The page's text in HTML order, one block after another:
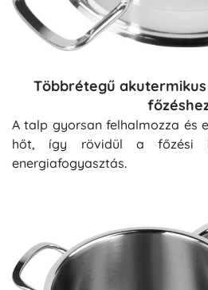
Többrétegű
A talp gyorsan felhalmozza és
hőt, így rövidül a főzési
energiafogyasztás.